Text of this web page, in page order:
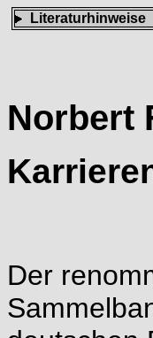
Literaturhinweise
Norbert
Der